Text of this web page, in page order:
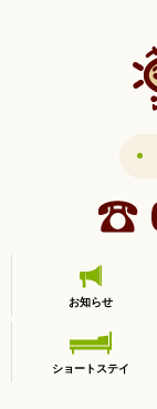
お知らせ
ショートステイ